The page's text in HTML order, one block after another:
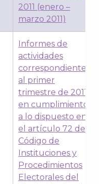
2011 (enero –
marzo 2011)
Informes de
actividades
correspondientes
al primer
trimestre de 2011,
en cumplimiento
a lo dispuesto en
el artículo 72 del
Código de
Instituciones y
Procedimientos
Electorales del